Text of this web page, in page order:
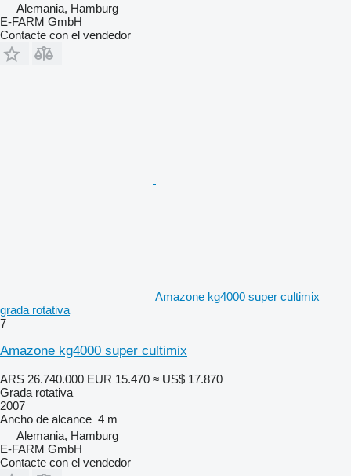
Alemania, Hamburg
E-FARM GmbH
Contacte con el vendedor
Amazone kg4000 super cultimix
grada rotativa
7
Amazone kg4000 super cultimix
ARS 26.740.000 EUR 15.470 ≈ US$ 17.870
Grada rotativa
2007
Ancho de alcance 4 m
Alemania, Hamburg
E-FARM GmbH
Contacte con el vendedor